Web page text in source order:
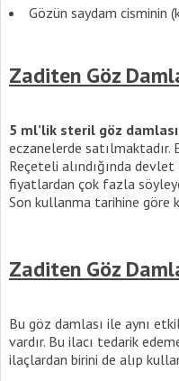
Gözün saydam cisminin
Zaditen Göz
5 ml’lik steril göz
eczanelerde satılmaktadır.
Reçeteli alındığında
fiyatlardan çok fazla
Son kullanma tarihine göre
Zaditen Göz
Bu göz damlası ile aynı
vardır. Bu ilacı tedarik
ilaçlardan birini de alıp